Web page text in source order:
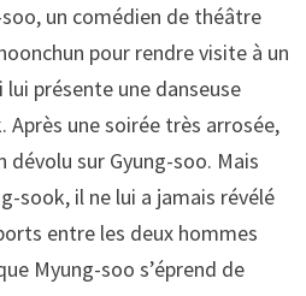
soo, un comédien de théâtre
pour rendre visite à un
présente une danseuse
une soirée très arrosée,
sur Gyung-soo. Mais
sook, il ne lui a jamais révélé
entre les deux hommes
Myung-soo s’éprend de